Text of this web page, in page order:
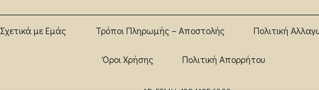
Σχετικά με Εμάς Τρόποι Πληρωμής – Αποστολής Πολιτική
Όροι Χρήσης Πολιτική Απορρήτου